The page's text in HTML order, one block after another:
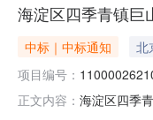
海淀区四季青镇巨
中标｜中标通知 北
项目编号：
正文内容： 海淀区四季